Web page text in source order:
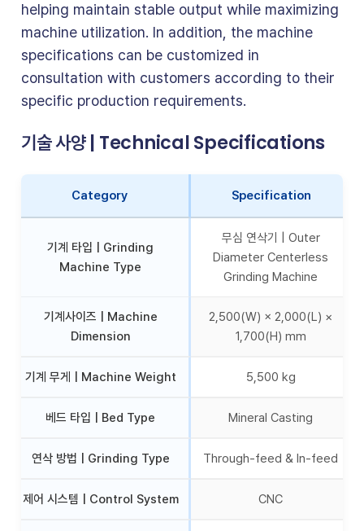
helping maintain stable output while maximizing
machine utilization. In addition, the machine
specifications can be customized in
consultation with customers according to their
specific production requirements.
기술 사양 | Technical Specifications
Category Specification
기계 타입 | Grinding
Machine Type
무심 연삭기 | Outer
Diameter Centerless
Grinding Machine
기계사이즈 | Machine
Dimension
2,500(W) × 2,000(L) ×
1,700(H) mm
기계 무게 | Machine Weight 5,500 kg
베드 타입 | Bed Type Mineral Casting
연삭 방법 | Grinding Type Through-feed & In-feed
제어 시스템 | Control System CNC